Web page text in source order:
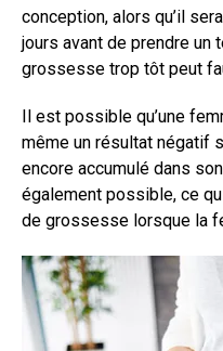
conception, alors qu’il
jours avant de prendre un
grossesse trop tôt peut
Il est possible qu’une
même un résultat négatif
encore accumulé dans
également possible, ce
de grossesse lorsque la